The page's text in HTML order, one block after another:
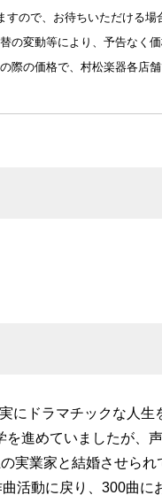
ので、お待ちいただける場
変動等により、予告なく
際の価格で、村松楽器各店
ドラマチックな人
進めていましたが、
実業家と結婚させら
活動に戻り、300曲